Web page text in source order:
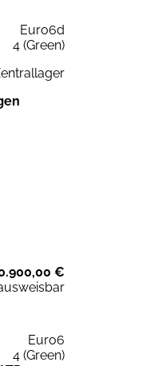
Euro6d
4 (Green)
€
Euro6
4 (Green)